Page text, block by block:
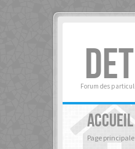
Forum des
ACCUEIL
Page